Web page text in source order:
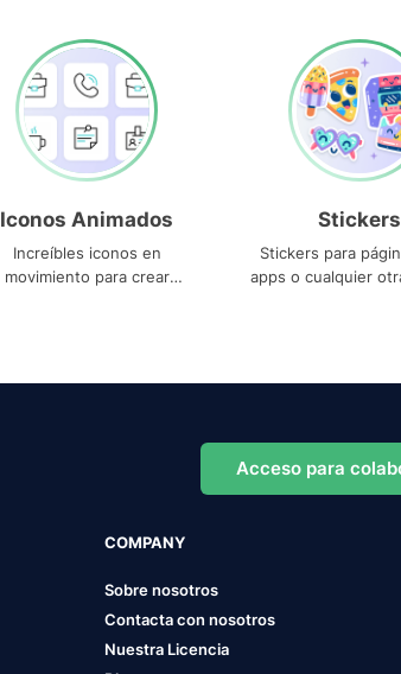
Iconos Animados
Increíbles iconos en
movimiento para crear
Stickers
Stickers para
apps o cualquier
Acceso para
COMPANY
Sobre nosotros
Contacta con nosotros
Nuestra Licencia